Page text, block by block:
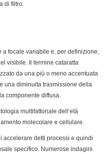
di filtro.
a focale variabile e, per definizione,
visibile. Il termine cataratta
da una più o meno accentuata
una diminuita trasmissione della
componente diffusa.
multifattoriale dell’età
molecolare e cellulare.
accelerare detti processi e quindi
specifico. Numerose indagini